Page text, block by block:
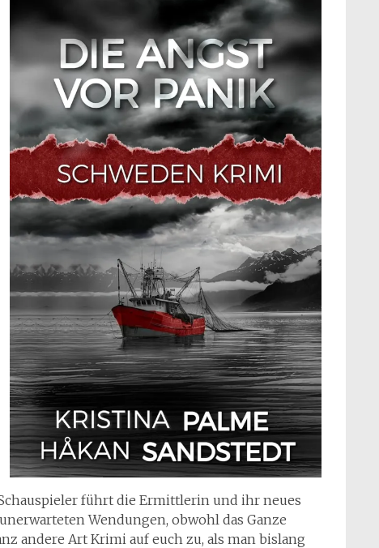
führt die Ermittlerin und ihr neues
Wendungen, obwohl das Ganze
andere Art Krimi auf euch zu, als man bislang